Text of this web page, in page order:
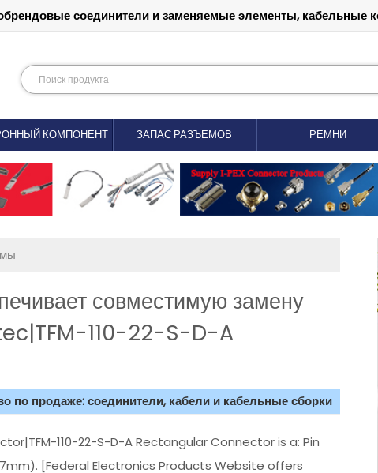
соединители и заменяемые элементы, кабельные
КОМПОНЕНТ ЗАПАС РАЗЪЕМОВ РЕМНИ
совместимую замену
110-22-S-D-A
по продаже: соединители, кабели и кабельные сборки
110-22-S-D-A Rectangular Connector is a: Pin
[Federal Electronics Products Website offers